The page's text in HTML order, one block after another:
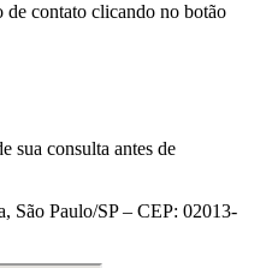
contato clicando no botão
sua consulta antes de
São Paulo/SP – CEP: 02013-